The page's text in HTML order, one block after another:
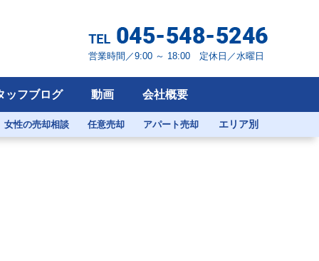
営業時間／9:00 ～ 18:00 定休日／水曜日
ッフブログ 動画 会社概要
女性の売却相談 任意売却 アパート売却 エリア別